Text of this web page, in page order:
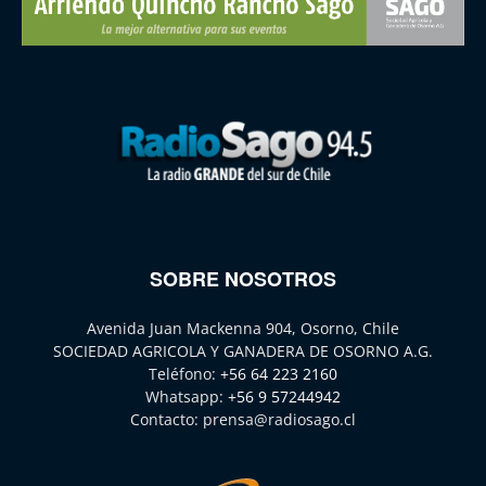
SOBRE NOSOTROS
Avenida Juan Mackenna 904, Osorno, Chile
SOCIEDAD AGRICOLA Y GANADERA DE OSORNO A.G.
Teléfono: +56 64 223 2160
Whatsapp: +56 9 57244942
Contacto: prensa@radiosago.cl